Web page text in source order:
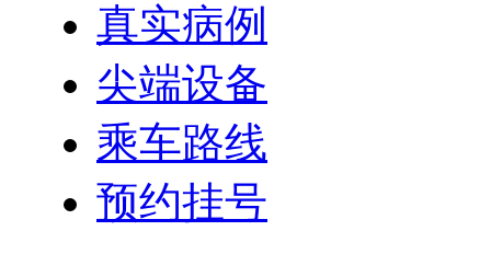
真实病例
尖端设备
乘车路线
预约挂号